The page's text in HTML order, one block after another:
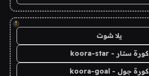
!
يلا شوت
كورة ستار - koora-star
كورة جول - koora-goal